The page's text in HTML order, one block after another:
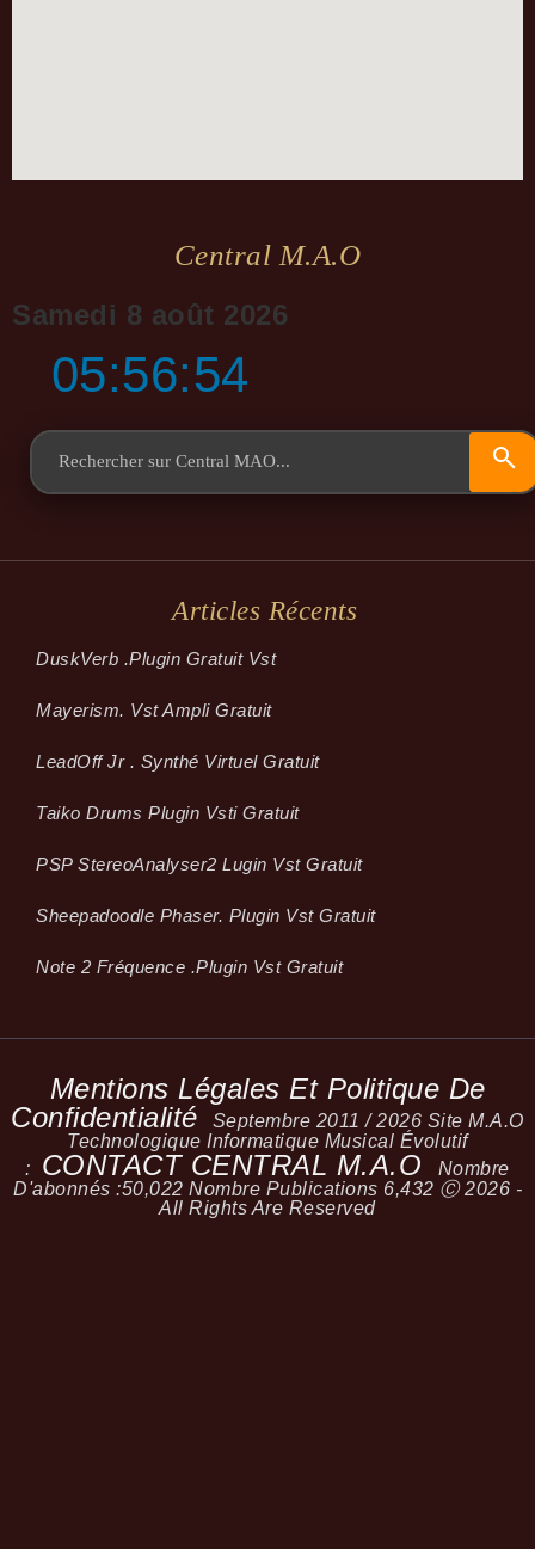
Central M.a.o
Samedi 8 août 2026
05:56:55
Articles Récents
Dusk­Verb .plugin Gratuit Vst
Mayerism. Vst Ampli Gratuit
LeadOff Jr . Synthé Virtuel Gratuit
Taiko Drums Plugin Vsti Gratuit
PSP StereoAnalyser2 Lugin Vst Gratuit
Sheepadoodle Phaser. Plugin Vst Gratuit
Note 2 Fréquence .plugin Vst Gratuit
Mentions Légales Et Politique De
Confidentialité
Septembre 2011 / 2026 Site M.A.O
Technologique Informatique Musical Évolutif
: CONTACT CENTRAL M.A.O Nombre
D'abonnés :50,022 Nombre Publications 6,432 Ⓒ 2026 -
All Rights Are Reserved